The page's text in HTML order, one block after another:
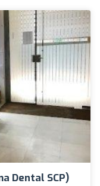
Dental SCP)